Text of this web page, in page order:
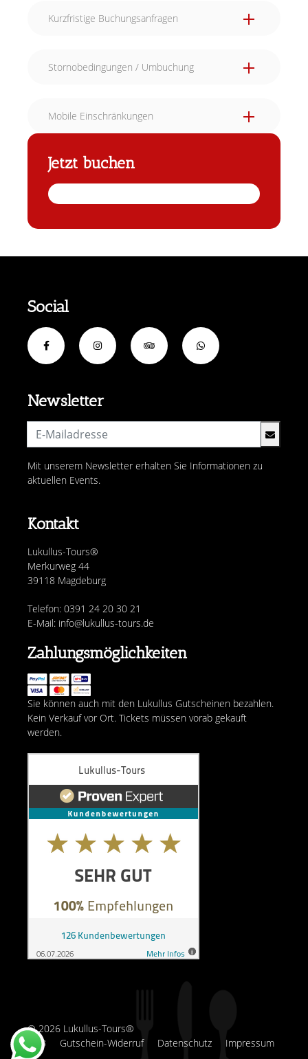
Kurzfristige Buchungsanfragen
Stornobedingungen / Umbuchung
Mobile Einschränkungen
Jetzt buchen
Kontakt
Lukullus-Tours®
Merkurweg 44
39118 Magdeburg
Telefon: 0391 24 20 30 21
E-Mail: info@lukullus-tours.de
Newsletter
Mit unserem Newsletter erhalten Sie Informationen zu
aktuellen Events.
Social
Zahlungsmöglichkeiten
Sie können auch mit den Lukullus Gutscheinen bezahlen.
Kein Verkauf vor Ort. Tickets müssen vorab gekauft
werden.
AGB Gutschein-Widerruf Datenschutz Impressum
© 2026 Lukullus-Tours®